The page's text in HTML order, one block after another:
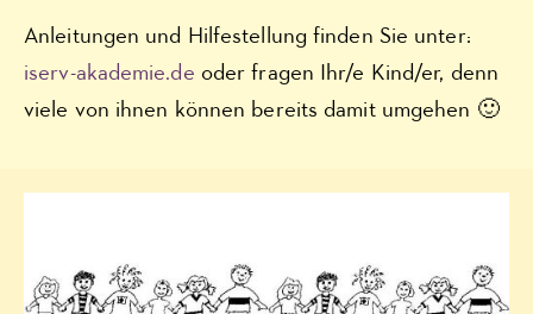
Anleitungen und Hilfestellung finden Sie unter:
iserv-akademie.de oder fragen Ihr/e Kind/er, denn
viele von ihnen können bereits damit umgehen 🙂